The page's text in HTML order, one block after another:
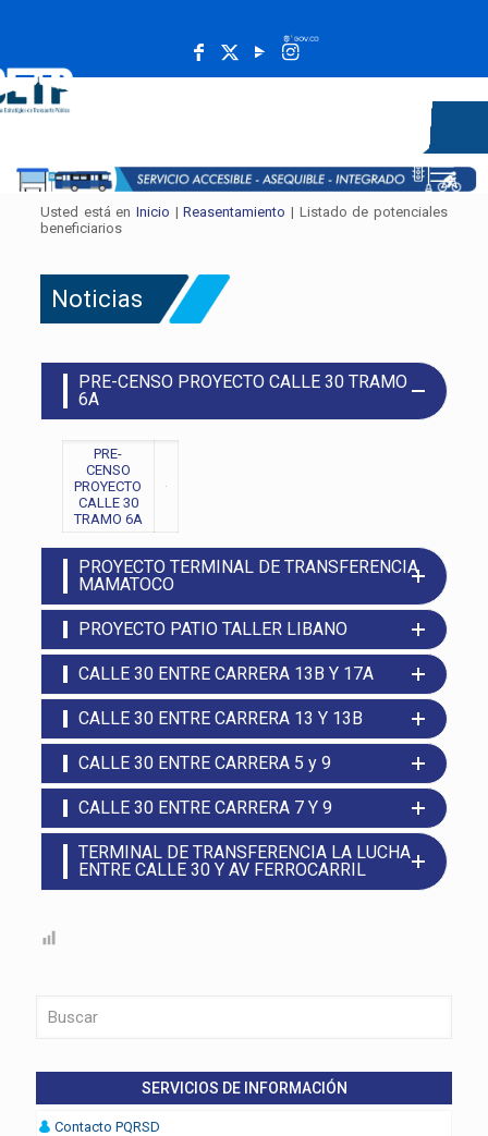
Usted está en Inicio |Reasentamiento | Listado de potenciales
beneficiarios
Noticias
PRE-CENSO PROYECTO CALLE 30 TRAMO
6A
PRE-
CENSO
PROYECTO
CALLE 30
TRAMO 6A
PROYECTO TERMINAL DE TRANSFERENCIA
MAMATOCO
PROYECTO PATIO TALLER LIBANO
CALLE 30 ENTRE CARRERA 13B Y 17A
CALLE 30 ENTRE CARRERA 13 Y 13B
CALLE 30 ENTRE CARRERA 5 y 9
CALLE 30 ENTRE CARRERA 7 Y 9
TERMINAL DE TRANSFERENCIA LA LUCHA
ENTRE CALLE 30 Y AV FERROCARRIL
SERVICIOS DE INFORMACIÓN
Contacto PQRSD